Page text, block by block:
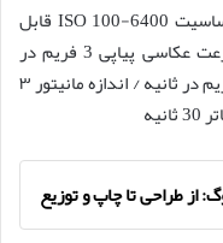
24 مگاپیکسل / اندازه حسگر APS-C / حساسیت ISO 100-6400 قابل
گسترش تا 12800 / 9 نقطه فوکوس / سرعت عکاسی پیاپی 3 فریم در
ثانیه / فیلمبرداری Full HD با سرعت 30 فریم در ثانیه / اندازه مانیتور ۳
از طراحی تا چاپ و توزیع